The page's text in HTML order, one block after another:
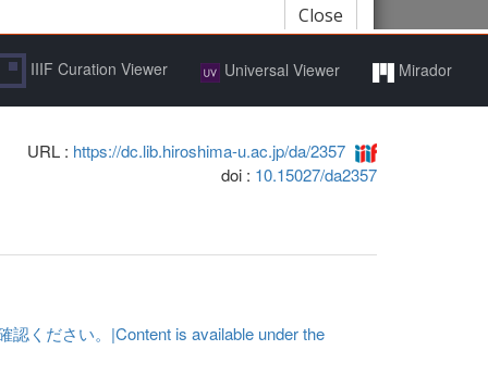
IIIF Curation Viewer Universal Viewer Mirador
URL : https://dc.lib.hiroshima-u.ac.jp/da/2357
doi : 10.15027/da2357
ください。|Content is available under the